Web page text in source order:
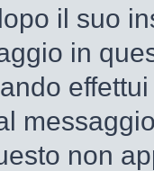
il suo
in
non